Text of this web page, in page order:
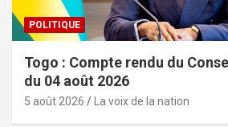
POLITIQUE
Togo : Compte rendu du
du 04 août 2026
5 août 2026 La voix de la nation